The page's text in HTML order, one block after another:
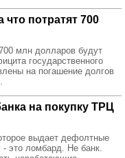
потратят 700
млн долларов будут
государственного
на погашение долгов
на покупку ТРЦ
выдает дефолтные
- это ломбард. Не банк.